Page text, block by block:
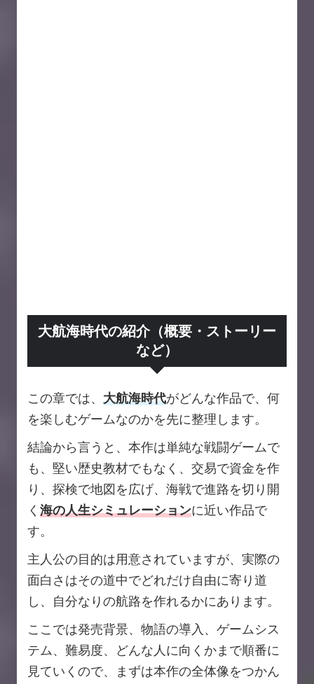
大航海時代の紹介（概要・ストーリー
など）
この章では、 大航海時代がどんな作品で、何
を楽しむゲームなのかを先に整理します。
結論から言うと、本作は単純な戦闘ゲームで
も、堅い歴史教材でもなく、交易で資金を作
り、探検で地図を広げ、海戦で進路を切り開
く 海の人生シミュレーションに近い作品で
す。
主人公の目的は用意されていますが、実際の
面白さはその道中でどれだけ自由に寄り道
し、自分なりの航路を作れるかにあります。
ここでは発売背景、物語の導入、ゲームシス
テム、難易度、どんな人に向くかまで順番に
見ていくので、まずは本作の全体像をつかん